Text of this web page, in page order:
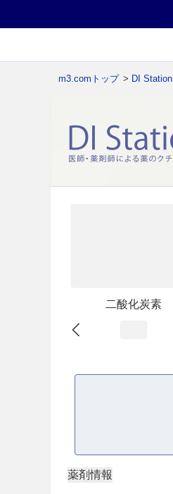
m3.comトップ > DI Station
二酸化炭素
薬剤情報